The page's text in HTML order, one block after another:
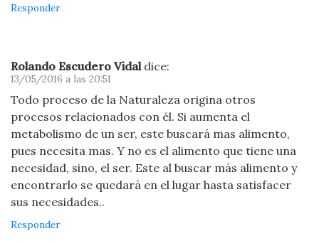
Responder
Rolando Escudero Vidal dice:
13/05/2016 a las 20:51
Todo proceso de la Naturaleza origina otros
procesos relacionados con él. Si aumenta el
metabolismo de un ser, este buscará mas alimento,
pues necesita mas. Y no es el alimento que tiene una
necesidad, sino, el ser. Este al buscar más alimento y
encontrarlo se quedará en el lugar hasta satisfacer
sus necesidades..
Responder